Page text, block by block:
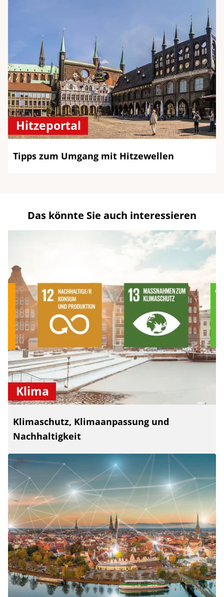
Hitzeportal
Tipps zum Umgang mit Hitzewellen
Das könnte Sie auch interessieren
Klima
Klimaschutz, Klimaanpassung und
Nachhaltigkeit